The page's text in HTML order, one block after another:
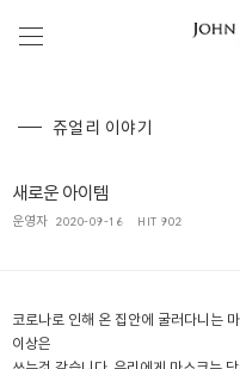
쥬얼리 이야기
새로운 아이템
운영자 2020-09-16 HIT 902
코로나로 인해 온 집안에 굴러다니는
이상은